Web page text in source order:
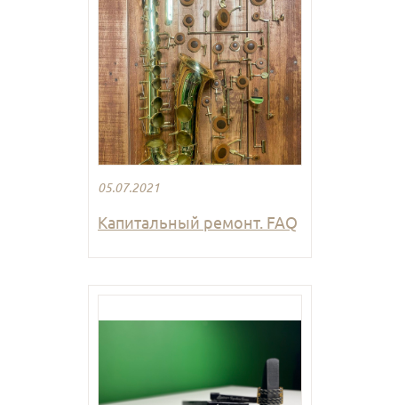
05.07.2021
Капитальный ремонт. FAQ